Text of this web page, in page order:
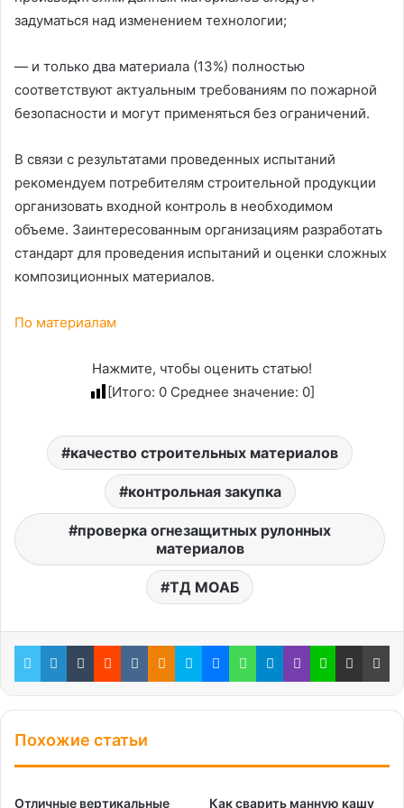
задуматься над изменением технологии;
— и только два материала (13%) полностью
соответствуют актуальным требованиям по пожарной
безопасности и могут применяться без ограничений.
В связи с результатами проведенных испытаний
рекомендуем потребителям строительной продукции
организовать входной контроль в необходимом
объеме. Заинтересованным организациям разработать
стандарт для проведения испытаний и оценки сложных
композиционных материалов.
По материалам
Нажмите, чтобы оценить статью!
[Итого: 0 Среднее значение: 0]
качество строительных материалов
контрольная закупка
проверка огнезащитных рулонных
материалов
ТД МОАБ
TwitterLinkedInTumblrRedditВконтакте
Одноклассники
SkypeMessenger
WhatsApp
Telegram
ViberLine Поделиться через электронную почту
Похожие статьи
Отличные вертикальные Как сварить манную кашу